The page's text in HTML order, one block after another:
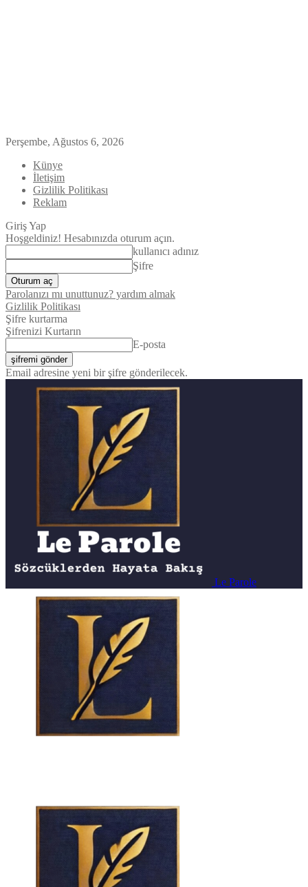
Perşembe, Ağustos 6, 2026
Künye
İletişim
Gizlilik Politikası
Reklam
Giriş Yap
Hoşgeldiniz! Hesabınızda oturum açın.
kullanıcı adınız
Şifre
Parolanızı mı unuttunuz? yardım almak
Gizlilik Politikası
Şifre kurtarma
Şifrenizi Kurtarın
E-posta
Email adresine yeni bir şifre gönderilecek.
Le Parole